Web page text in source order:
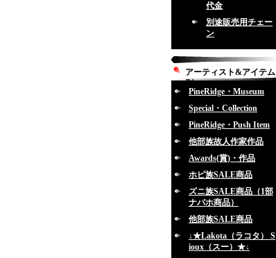
代金
別途販売用チェー
ン
アーティスト&アイテム
別
PineRidge・Museum
Special・Collection
PineRidge・Push Item
他部族故人作家作品
Awards(賞)・作品
ホピ族SALE商品
ズニ族SALE商品（1部
ナバホ商品）
他部族SALE商品
↓★Lakota（ラコタ） S
ioux（スー）★↓